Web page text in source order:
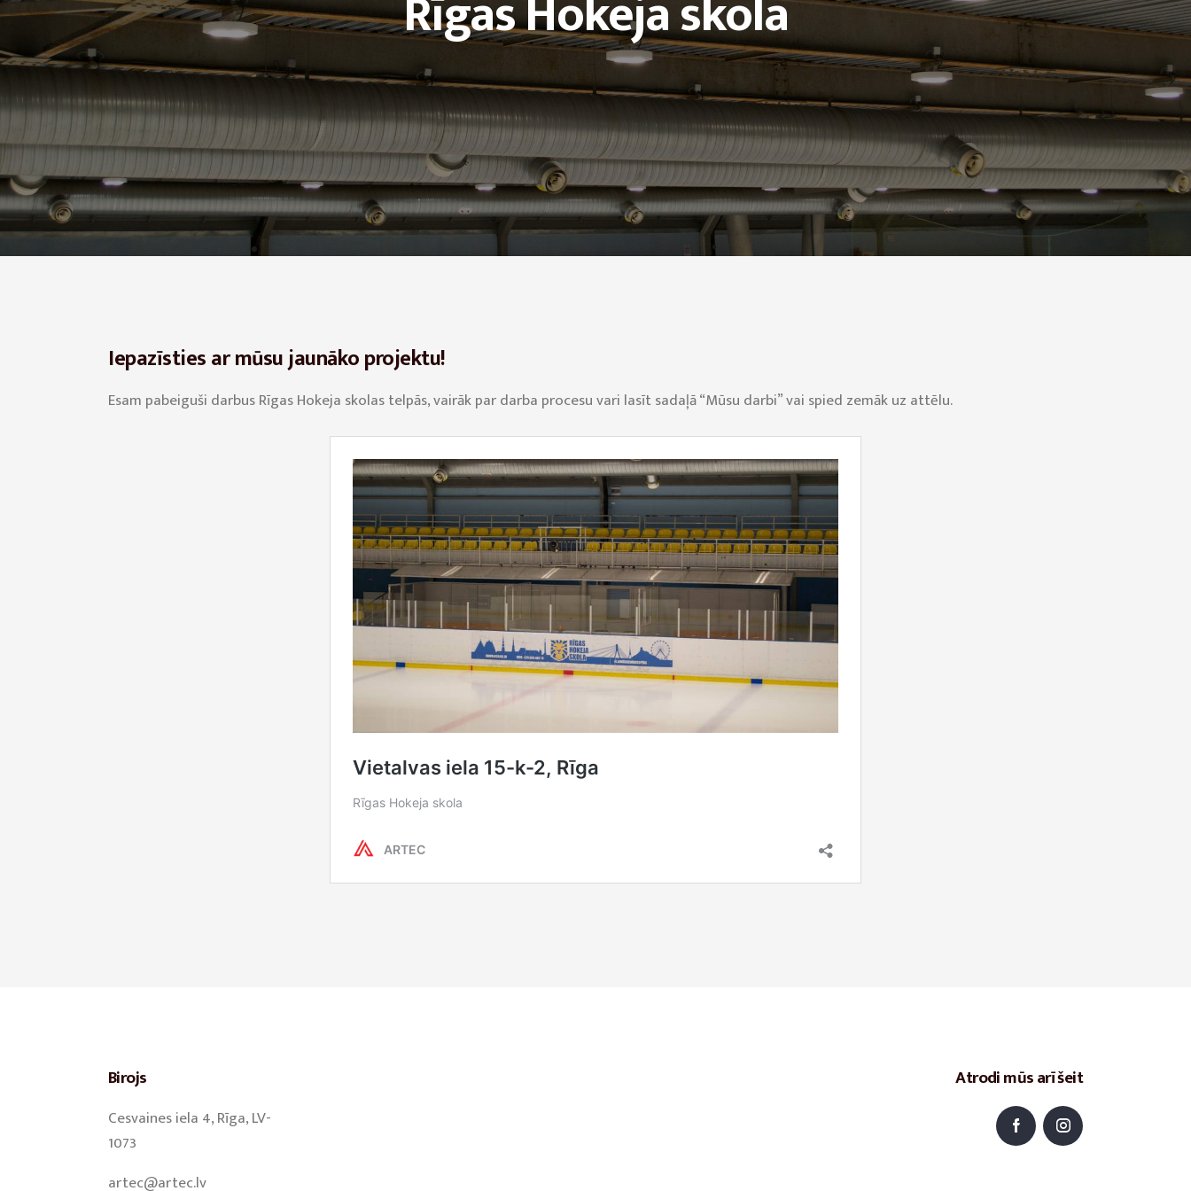
Iepazīsties ar mūsu jaunāko projektu!
Esam pabeiguši darbus Rīgas Hokeja skolas telpās, vairāk par darba procesu vari lasīt sadaļā “Mūsu darbi” vai spied zemāk uz attēlu.
Birojs
Cesvaines iela 4, Rīga, LV-
1073
artec@artec.lv
Atrodi mūs arī šeit